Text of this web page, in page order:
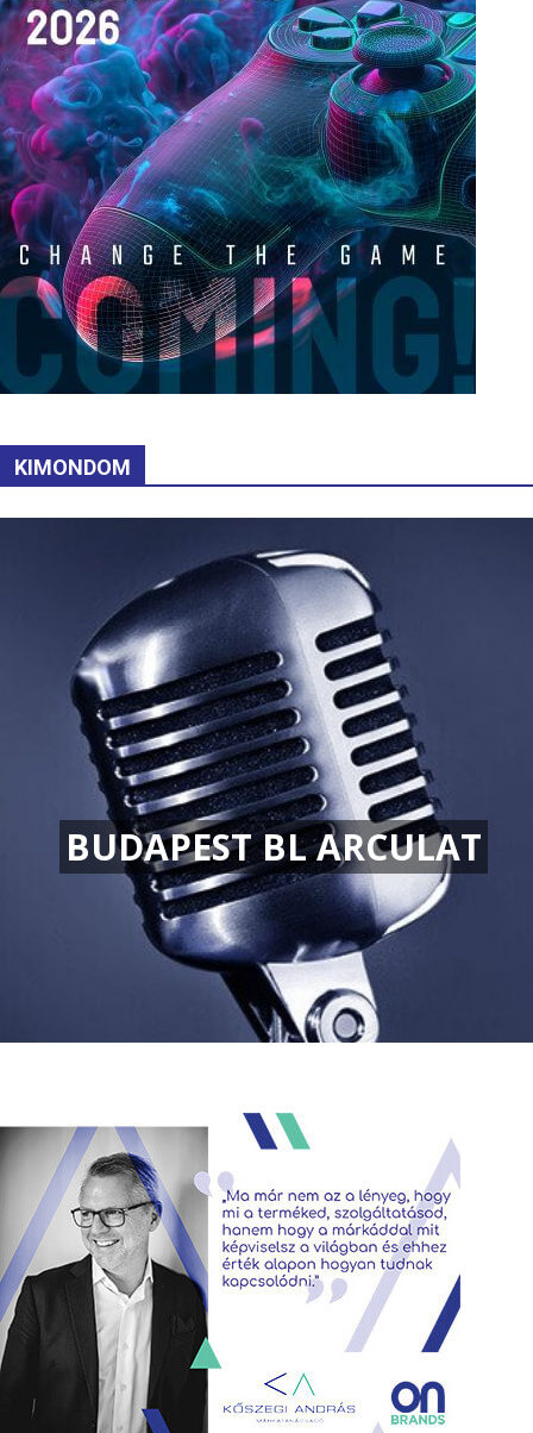
KIMONDOM
BUDAPEST BL ARCULAT